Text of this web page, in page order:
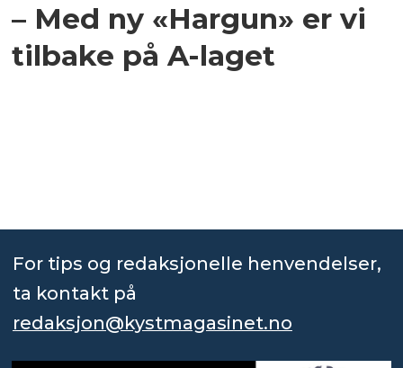
– Med ny «Hargun» er vi
tilbake på A-laget
For tips og redaksjonelle henvendelser,
ta kontakt på
redaksjon@kystmagasinet.no